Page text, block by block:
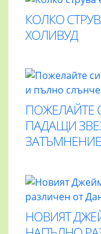
КОЛКО
ХОЛИВУД
ПОЖЕЛАЙТЕ
ПАДАЩИ
НОВИЯТ